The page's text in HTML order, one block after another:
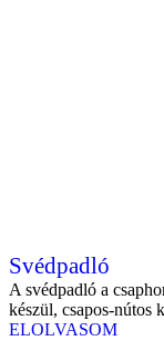
Svédpadló
A svédpadló a
készül, csapos-nútos
ELOLVASOM